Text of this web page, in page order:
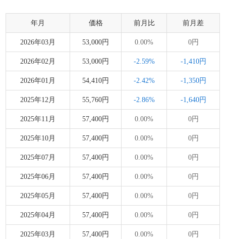
年月 価格 前月比 前月差
2026年03月 53,000円 0.00% 0円
2026年02月 53,000円 -2.59% -1,410円
2026年01月 54,410円 -2.42% -1,350円
2025年12月 55,760円 -2.86% -1,640円
2025年11月 57,400円 0.00% 0円
2025年10月 57,400円 0.00% 0円
2025年07月 57,400円 0.00% 0円
2025年06月 57,400円 0.00% 0円
2025年05月 57,400円 0.00% 0円
2025年04月 57,400円 0.00% 0円
2025年03月 57,400円 0.00% 0円